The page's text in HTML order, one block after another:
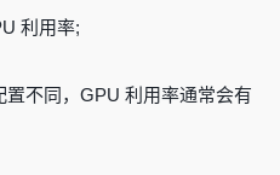
利用率;
不同，GPU 利用率通常会有